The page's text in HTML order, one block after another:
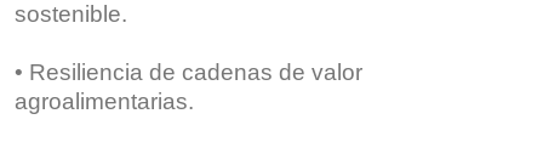
sostenible.
• Resiliencia de cadenas de valor
agroalimentarias.